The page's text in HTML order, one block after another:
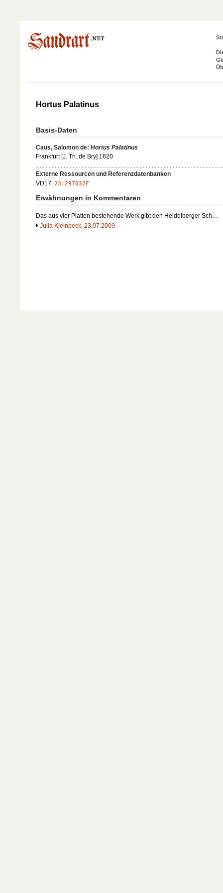
Hortus Palatinus
Basis-Daten
Caus, Salomon de: Hortus Palatinus
Frankfurt [J. Th. de Bry] 1620
Externe Ressourcen und Referenzdatenbanken
VD17: 23:297032F
Erwähnungen in Kommentaren
Das aus vier Platten bestehende Werk gibt den Heidelberger Sch…
Julia Kleinbeck, 23.07.2009